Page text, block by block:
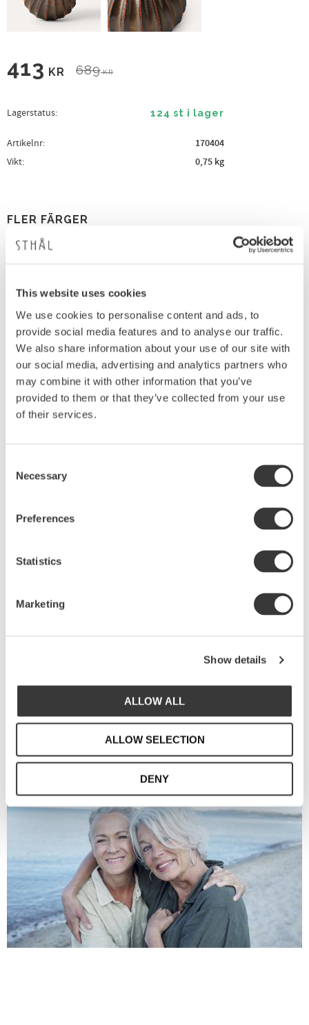
This website uses cookies
We use cookies to personalise content and ads, to
provide social media features and to analyse our traffic.
We also share information about your use of our site with
our social media, advertising and analytics partners who
may combine it with other information that you’ve
provided to them or that they’ve collected from your use
of their services.
Selection
Necessary
Preferences
Statistics
Marketing
Show details
ALLOW ALL
ALLOW SELECTION
DENY
Nedsatt pris:
413 KR Ordinarie pris:
689KR
Lagerstatus 124 st i lager
Artikelnr
170404
Vikt
0,75 kg
FLER FÄRGER
Produktbeskrivning
En trygg vas som vilar stadigt överallt. En härlig
rund form som ger blommorna stöd på alla håll.
Vasen lockar till spännande och kreativa buketter.
Den är i högbränd terrakottalera som fått en
Glasyren är levande och skiftande till sin karaktär.
Vi är Sthål - Susanna Theander och Helena
Två svenska kreativa själar med
bakgrund inom illustration, styling och design.